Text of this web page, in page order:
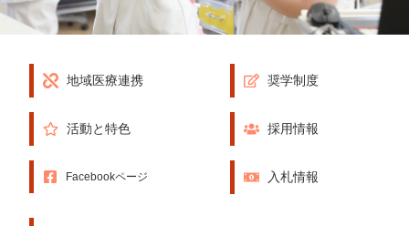
地域医療連携
活動と特色
Facebookページ
奨学制度
採用情報
入札情報